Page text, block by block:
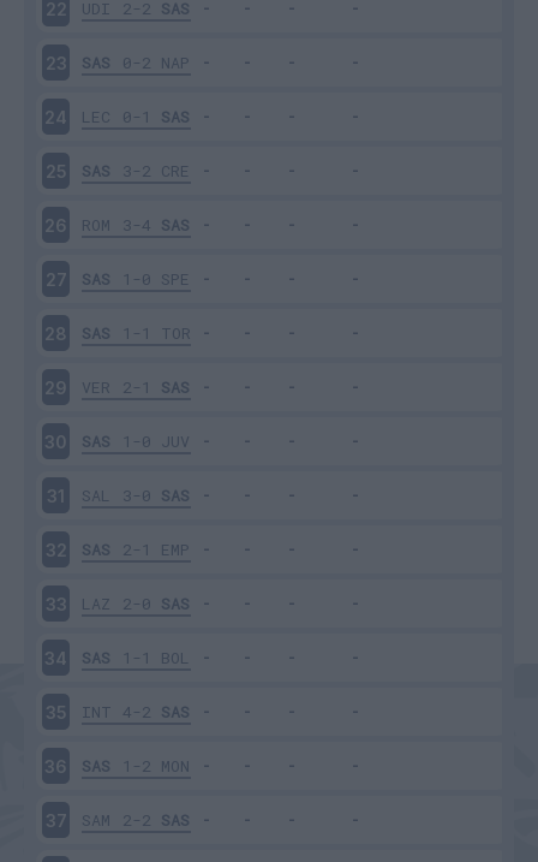
22 UDI 2-2 SAS
23 SAS 0-2 NAP
24 LEC 0-1 SAS
25 SAS 3-2 CRE
26 ROM 3-4 SAS
27 SAS 1-0 SPE
28 SAS 1-1 TOR
29 VER 2-1 SAS
30 SAS 1-0 JUV
31 SAL 3-0 SAS
32 SAS 2-1 EMP
33 LAZ 2-0 SAS
34 SAS 1-1 BOL
35 INT 4-2 SAS
36 SAS 1-2 MON
37 SAM 2-2 SAS